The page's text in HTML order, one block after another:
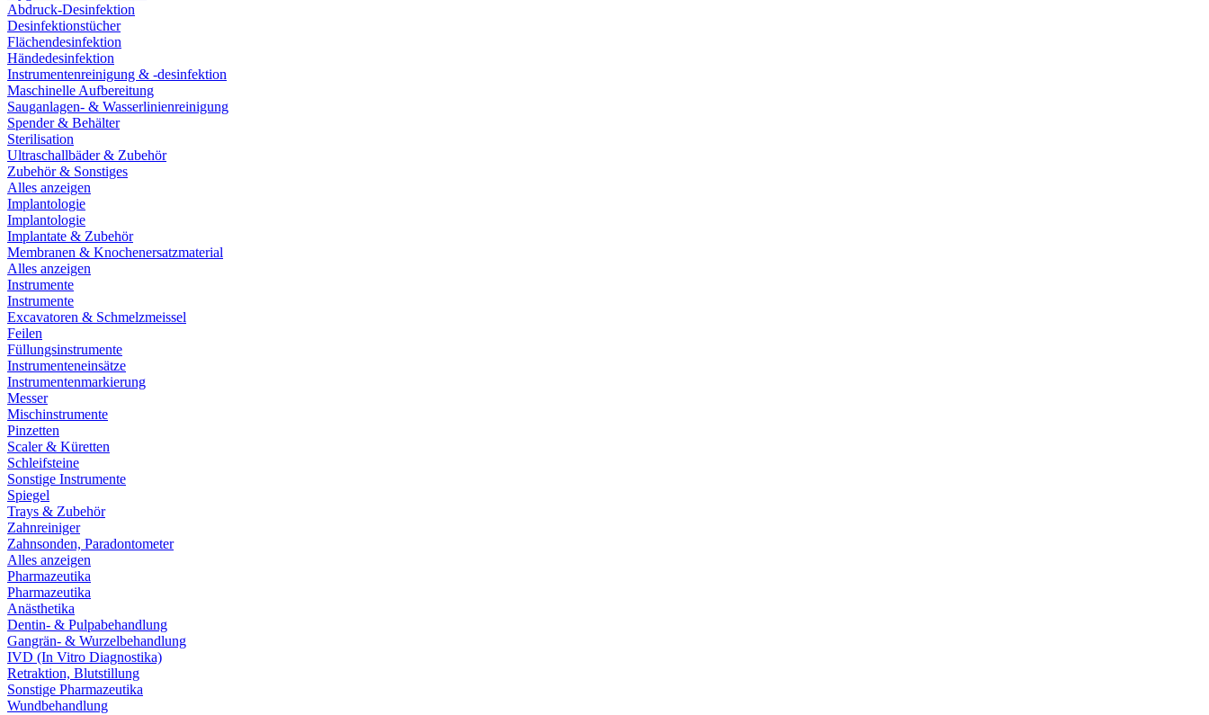
Abdruck-Desinfektion
Desinfektionstücher
Flächendesinfektion
Händedesinfektion
Instrumentenreinigung & -desinfektion
Maschinelle Aufbereitung
Sauganlagen- & Wasserlinienreinigung
Spender & Behälter
Sterilisation
Ultraschallbäder & Zubehör
Zubehör & Sonstiges
Alles anzeigen
Implantologie
Implantologie
Implantate & Zubehör
Membranen & Knochenersatzmaterial
Alles anzeigen
Instrumente
Instrumente
Excavatoren & Schmelzmeissel
Feilen
Füllungsinstrumente
Instrumenteneinsätze
Instrumentenmarkierung
Messer
Mischinstrumente
Pinzetten
Scaler & Küretten
Schleifsteine
Sonstige Instrumente
Spiegel
Trays & Zubehör
Zahnreiniger
Zahnsonden, Paradontometer
Alles anzeigen
Pharmazeutika
Pharmazeutika
Anästhetika
Dentin- & Pulpabehandlung
Gangrän- & Wurzelbehandlung
IVD (In Vitro Diagnostika)
Retraktion, Blutstillung
Sonstige Pharmazeutika
Wundbehandlung